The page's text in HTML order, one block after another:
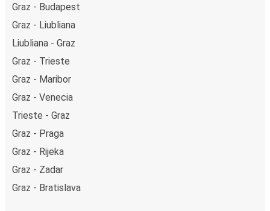
Graz - Budapest
Graz - Liubliana
Liubliana - Graz
Graz - Trieste
Graz - Maribor
Graz - Venecia
Trieste - Graz
Graz - Praga
Graz - Rijeka
Graz - Zadar
Graz - Bratislava